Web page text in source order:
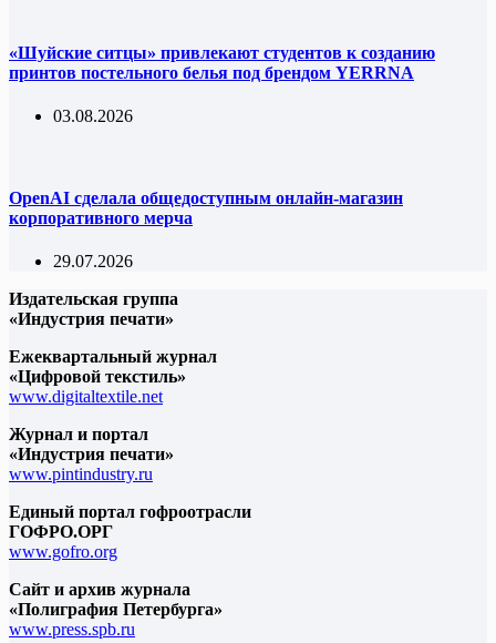
«Шуйские ситцы» привлекают студентов к созданию
принтов постельного белья под брендом YERRNA
03.08.2026
OpenAI сделала общедоступным онлайн-магазин
корпоративного мерча
29.07.2026
Издательская группа
«Индустрия печати»
Ежеквартальный журнал
«Цифровой текстиль»
www.digitaltextile.net
Журнал и портал
«Индустрия печати»
www.pintindustry.ru
Единый портал гофроотрасли
ГОФРО.ОРГ
www.gofro.org
Сайт и архив журнала
«Полиграфия Петербурга»
www.press.spb.ru